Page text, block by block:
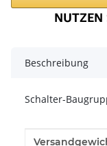
Beschreibung
Schalter-
Wert